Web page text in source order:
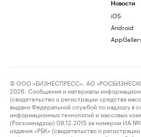
Новости
iOS
Android
© ООО «БИЗНЕСПРЕСС», АО
2026. Сообщения и материалы
(свидетельство о регистрации средства
выдано Федеральной службой по надзору в
информационных технологий и массовых
(Роскомнадзор) 09.12.2015 за номером ИА
издания «РБК» (свидетельство о